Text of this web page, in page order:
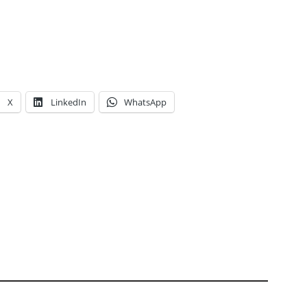
X LinkedIn WhatsApp